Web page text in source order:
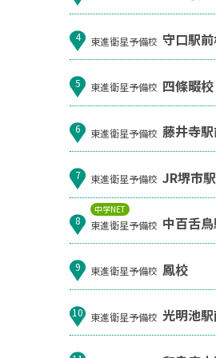
4 東進衛星予備校 守口駅
5 東進衛星予備校 四條畷校
6 東進衛星予備校 藤井寺
7 東進衛星予備校 JR堺市
中学NET
8 東進衛星予備校 中百舌
9 東進衛星予備校 鳳校
10 東進衛星予備校 光明池